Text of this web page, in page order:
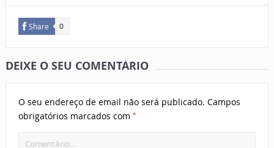
Share 0
DEIXE O SEU COMENTÁRIO
O seu endereço de email não será publicado. Campos
obrigatórios marcados com *